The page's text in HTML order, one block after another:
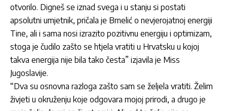
otvorilo. Digneš se iznad svega i u stanju si postati
apsolutni umjetnik, pričala je Brnelić o nevjerojatnoj energiji
Tine, ali i sama nosi izrazito pozitivnu energiju i optimizam,
stoga je čudilo zašto se htjela vratiti u Hrvatsku u kojoj
takva energija nije bila tako česta” izjavila je Miss
Jugoslavije.
“Dva su osnovna razloga zašto sam se željela vratiti. Želim
živjeti u okruženju koje odgovara mojoj prirodi, a drugo je